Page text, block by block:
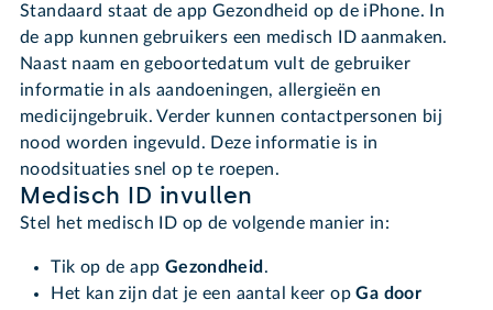
Standaard staat de app Gezondheid op de iPhone. In
de app kunnen gebruikers een medisch ID aanmaken.
Naast naam en geboortedatum vult de gebruiker
informatie in als aandoeningen, allergieën en
medicijngebruik. Verder kunnen contactpersonen bij
nood worden ingevuld. Deze informatie is in
noodsituaties snel op te roepen.
Medisch ID invullen
Stel het medisch ID op de volgende manier in:
Tik op de app Gezondheid .
Het kan zijn dat je een aantal keer opGa door